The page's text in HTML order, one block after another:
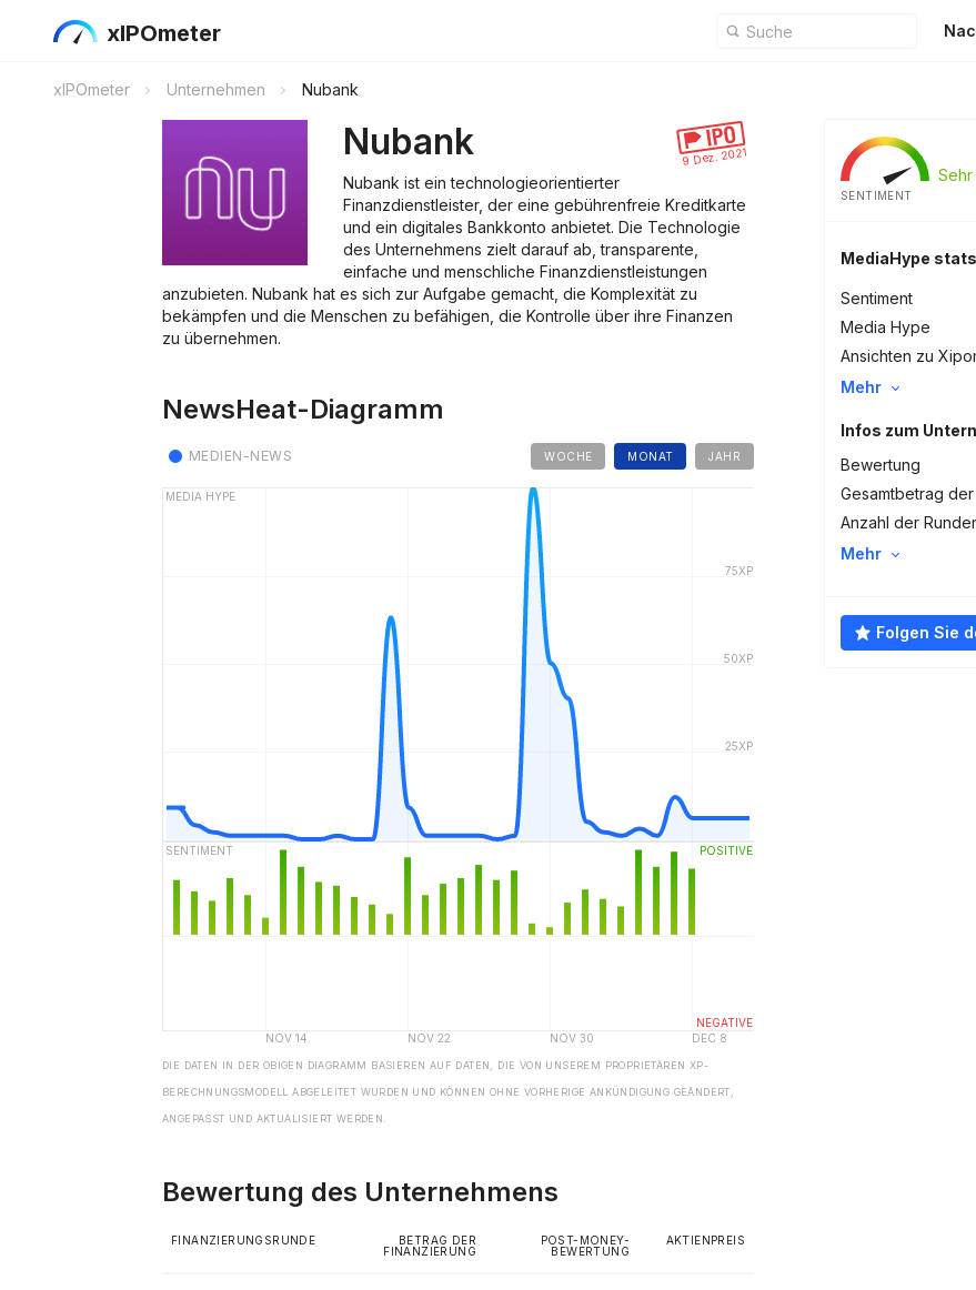
xIPOmeter
xIPOmeter Unternehmen Nubank
9 Dez. 2021
Nubank
Nubank ist ein technologieorientierter
Finanzdienstleister, der eine gebührenfreie Kreditkarte
und ein digitales Bankkonto anbietet. Die Technologie
des Unternehmens zielt darauf ab, transparente,
einfache und menschliche Finanzdienstleistungen
anzubieten. Nubank hat es sich zur Aufgabe gemacht, die Komplexität zu
bekämpfen und die Menschen zu befähigen, die Kontrolle über ihre Finanzen
zu übernehmen.
SENTIMENT
MediaHype stats
Sentiment
Media Hype
Ansichten zu
Mehr
Infos zum
Bewertung
Gesamtbetrag
Anzahl der
Mehr
Folgen Sie
NewsHeat-Diagramm
WOCHE MONAT JAHR
MEDIEN-NEWS
DIE DATEN IN DER OBIGEN DIAGRAMM BASIEREN AUF DATEN, DIE VON UNSEREM PROPRIETÄREN XP-
BERECHNUNGSMODELL ABGELEITET WURDEN UND KÖNNEN OHNE VORHERIGE ANKÜNDIGUNG GEÄNDERT,
ANGEPASST UND AKTUALISIERT WERDEN.
Bewertung des Unternehmens
FINANZIERUNGSRUNDE
BETRAG DER
FINANZIERUNG
POST-MONEY-
BEWERTUNG
AKTIENPREIS